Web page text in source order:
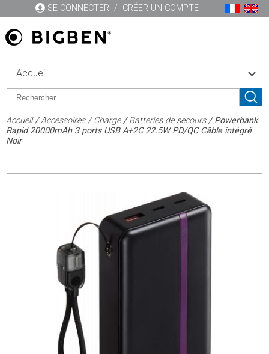
SE CONNECTER / CRÉER UN COMPTE
Accueil
Accueil/Accessoires/Charge/Batteries de secours/ Powerbank
Rapid 20000mAh 3 ports USB A+2C 22.5W PD/QC Câble intégré
Noir